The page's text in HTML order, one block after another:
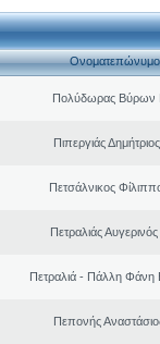
Ονοματεπώνυμο
Πολύδωρας Βύρων
Πιπεργιάς
Πετσάλνικος
Πετραλιάς
Πετραλιά - Πάλλη Φάνη
Πεπονής